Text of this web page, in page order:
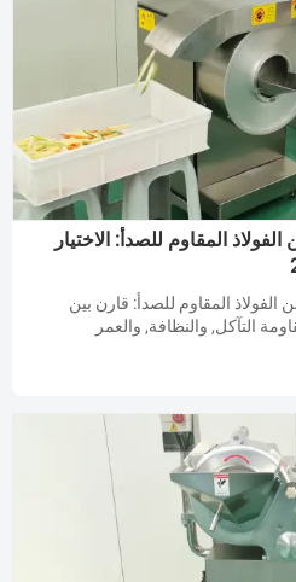
المقاوم للصدأ: الاختيار
المقاوم للصدأ: قارن بين
من حيث مقاومة التآكل, والنظافة, والعمر
البطاطس بذكاء أكبر.